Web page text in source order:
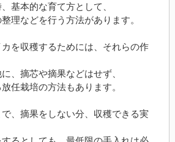
基本的な育て方として、
理などを行う方法があります。
を収穫するためには、それらの作
、摘芯や摘果などはせず、
任栽培の方法もあります。
、摘果をしない分、収穫できる実